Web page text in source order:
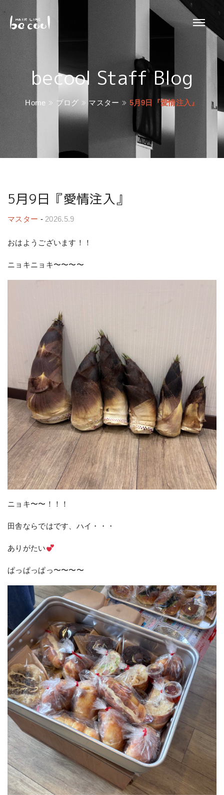
becool Staff Blog
Home ブログ マスター 5月9日『愛情注入』
5月9日『愛情注入』
マスター - 2026.5.9
おはようございます！！
ニョキニョキ〜〜〜〜
ニョキ〜〜！！！
田舎ならではです、ハイ・・・
ありがたい
ぱっぱっぱっ〜〜〜〜